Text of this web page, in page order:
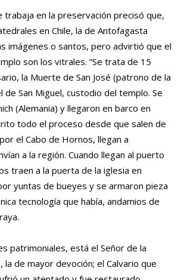
trabaja en la preservación precisó que,
en Chile, la de Antofagasta
imágenes o santos, pero advirtió que el
son los vitrales. “Se trata de 15
la Muerte de San José (patrono de la
de San Miguel, custodio del templo. Se
(Alemania) y llegaron en barco en
todo el proceso desde que salen de
el Cabo de Hornos, llegan a
a la región. Cuando llegan al puerto
traen a la puerta de la iglesia en
yuntas de bueyes y se armaron pieza
tecnología que había, andamios de
patrimoniales, está el Señor de la
la de mayor devoción; el Calvario que